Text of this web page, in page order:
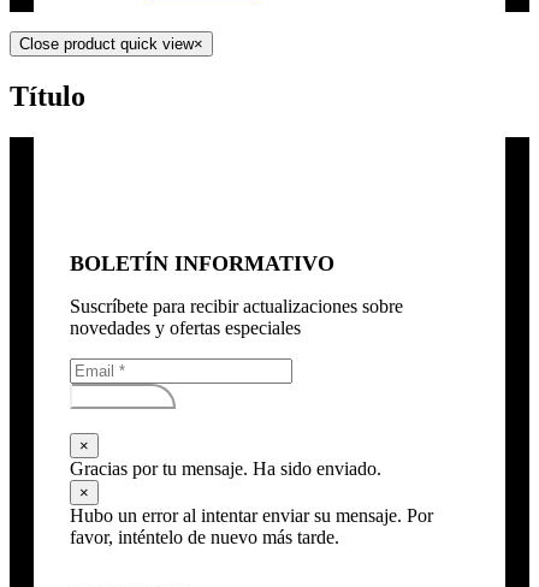
Close product quick view×
Título
BOLETÍN INFORMATIVO
Suscríbete para recibir actualizaciones sobre
novedades y ofertas especiales
Subscribirse
×
Gracias por tu mensaje. Ha sido enviado.
×
Hubo un error al intentar enviar su mensaje. Por
favor, inténtelo de nuevo más tarde.